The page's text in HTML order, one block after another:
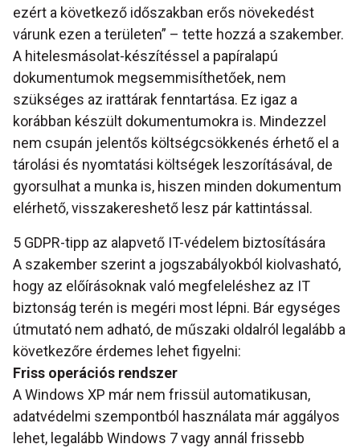
ezért a következő időszakban erős növekedést
várunk ezen a területen” – tette hozzá a szakember.
A hitelesmásolat-készítéssel a papíralapú
dokumentumok megsemmisíthetőek, nem
szükséges az irattárak fenntartása. Ez igaz a
korábban készült dokumentumokra is. Mindezzel
nem csupán jelentős költségcsökkenés érhető el a
tárolási és nyomtatási költségek leszorításával, de
gyorsulhat a munka is, hiszen minden dokumentum
elérhető, visszakereshető lesz pár kattintással.
5 GDPR-tipp az alapvető IT-védelem biztosítására
A szakember szerint a jogszabályokból kiolvasható,
hogy az előírásoknak való megfeleléshez az IT
biztonság terén is megéri most lépni. Bár egységes
útmutató nem adható, de műszaki oldalról legalább a
következőre érdemes lehet figyelni:
Friss operációs rendszer
A Windows XP már nem frissül automatikusan,
adatvédelmi szempontból használata már aggályos
lehet, legalább Windows 7 vagy annál frissebb